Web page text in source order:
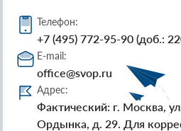
Телефон:
+7 (495) 772-95-90 (доб.:
E-mail:
office@svop.ru
Адрес:
Фактический: г. Москва,
Ордынка, д. 29. Для